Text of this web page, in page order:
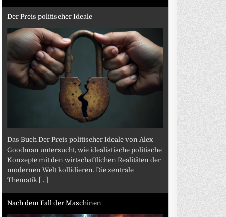
Der Preis politischer Ideale
Das Buch Der Preis politischer Ideale von Alex
Goodman untersucht, wie idealistische politische
Konzepte mit den wirtschaftlichen Realitäten der
modernen Welt kollidieren. Die zentrale
Thematik [...]
Nach dem Fall der Maschinen